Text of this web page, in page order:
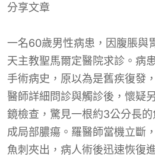
分享文章
一名60歲男性病患，因腹脹與
天主教聖馬爾定醫院求診。病
手術病史，原以為是舊疾復發
醫師詳細問診與觸診後，懷疑
鏡檢查，驚見一根約3公分長
成局部膿瘍。羅醫師當機立斷
魚刺夾出，病人術後迅速恢復